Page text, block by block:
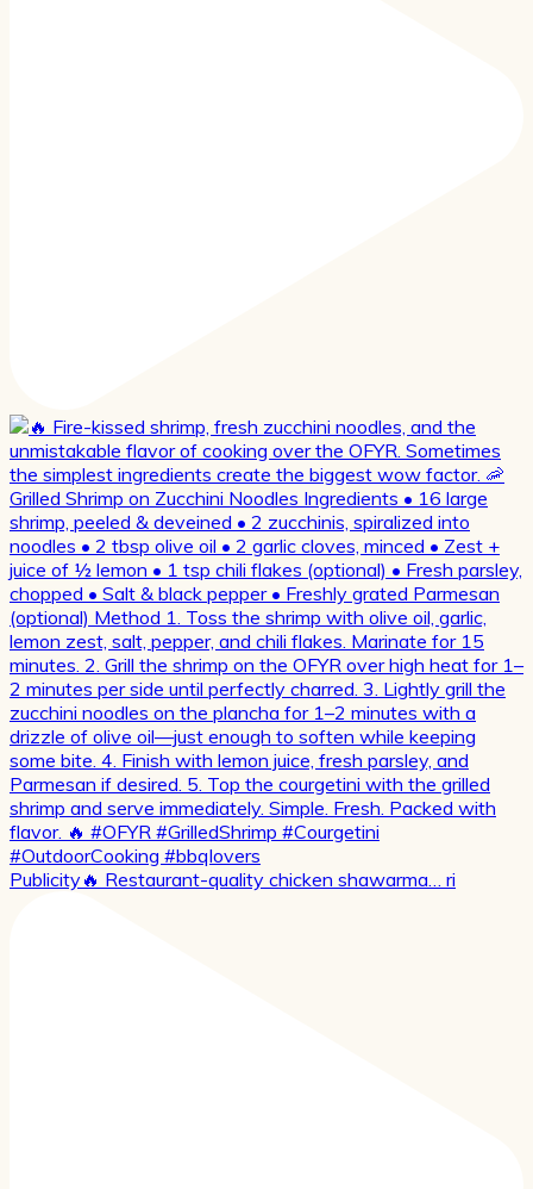
Publicity🔥 Restaurant-quality chicken shawarma… ri